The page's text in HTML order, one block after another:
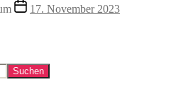
17. November 2023
Suchen